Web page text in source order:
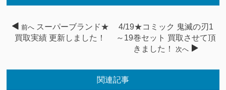
前へ スーパーブランド★
買取実績 更新しました！
4/19★コミック 鬼滅の刃1
～19巻セット 買取させて頂
きました！
次へ
関連記事